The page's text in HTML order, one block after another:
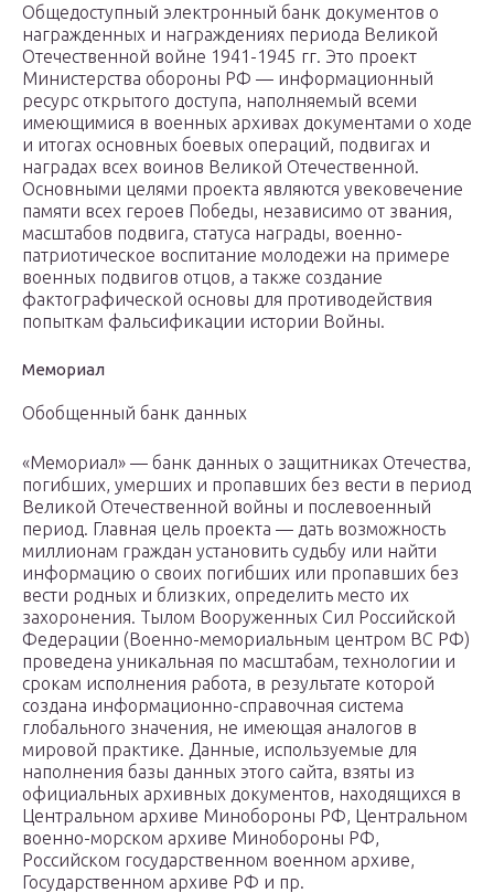
Общедоступный электронный банк документов о
награжденных и награждениях периода Великой
Отечественной войне 1941-1945 гг. Это проект
Министерства обороны РФ — информационный
ресурс открытого доступа, наполняемый всеми
имеющимися в военных архивах документами о ходе
и итогах основных боевых операций, подвигах и
наградах всех воинов Великой Отечественной.
Основными целями проекта являются увековечение
памяти всех героев Победы, независимо от звания,
масштабов подвига, статуса награды, военно-
патриотическое воспитание молодежи на примере
военных подвигов отцов, а также создание
фактографической основы для противодействия
попыткам фальсификации истории Войны.
Мемориал
Обобщенный банк данных
«Мемориал» — банк данных о защитниках Отечества,
погибших, умерших и пропавших без вести в период
Великой Отечественной войны и послевоенный
период. Главная цель проекта — дать возможность
миллионам граждан установить судьбу или найти
информацию о своих погибших или пропавших без
вести родных и близких, определить место их
захоронения. Тылом Вооруженных Сил Российской
Федерации (Военно-мемориальным центром ВС РФ)
проведена уникальная по масштабам, технологии и
срокам исполнения работа, в результате которой
создана информационно-справочная система
глобального значения, не имеющая аналогов в
мировой практике. Данные, используемые для
наполнения базы данных этого сайта, взяты из
официальных архивных документов, находящихся в
Центральном архиве Минобороны РФ, Центральном
военно-морском архиве Минобороны РФ,
Российском государственном военном архиве,
Государственном архиве РФ и пр.